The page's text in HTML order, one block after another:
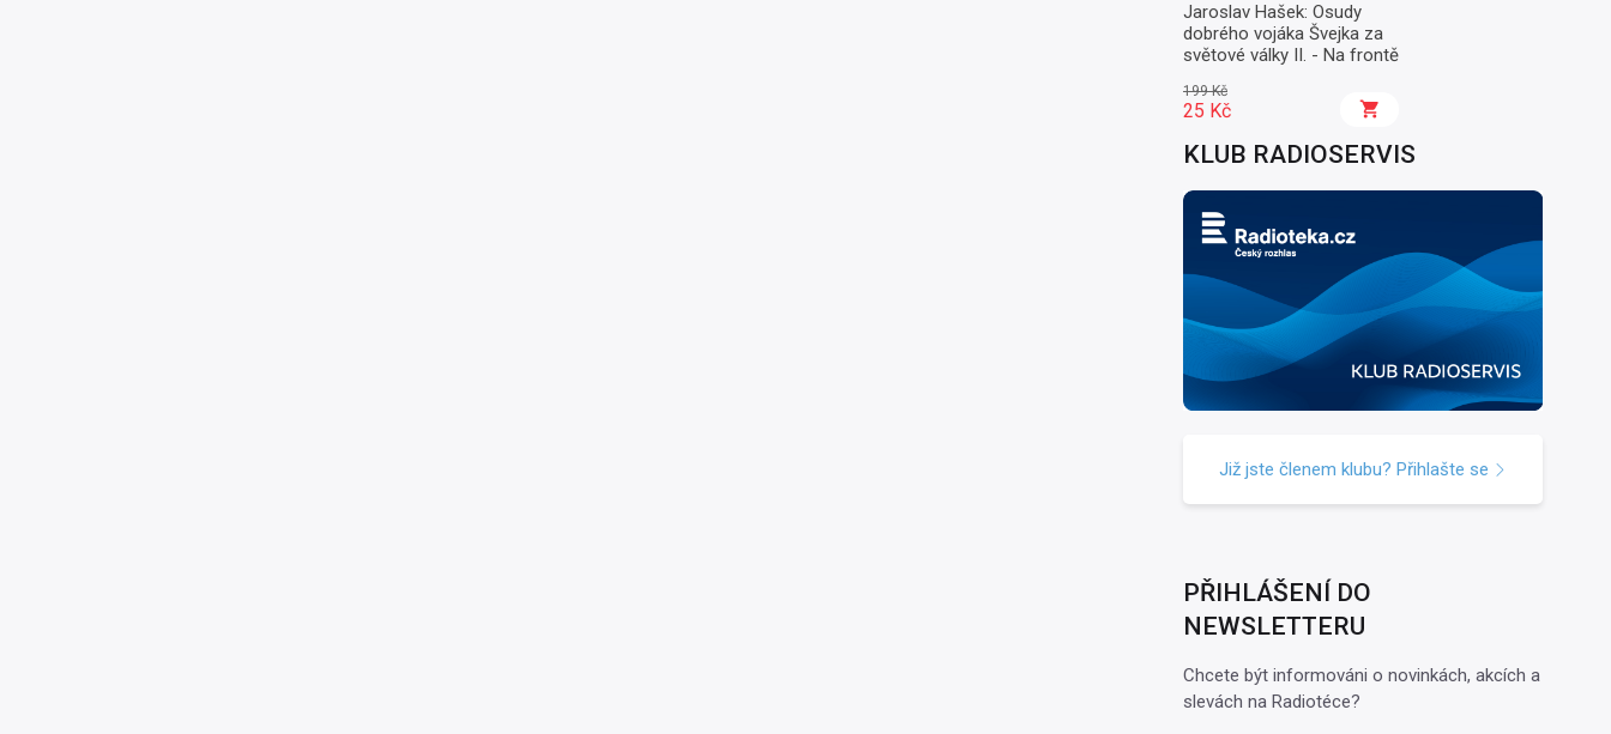
Jaroslav Hašek: Osudy
dobrého vojáka Švejka za
světové války II. - Na frontě
199 Kč
25 Kč
KLUB RADIOSERVIS
Již jste členem klubu? Přihlašte se
PŘIHLÁŠENÍ DO
NEWSLETTERU
Chcete být informováni o novinkách, akcích a
slevách na Radiotéce?